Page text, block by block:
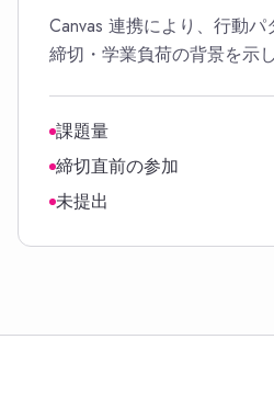
Canvas 連携により、行動パ
締切・学業負荷の背景を示し
課題量
締切直前の参加
未提出